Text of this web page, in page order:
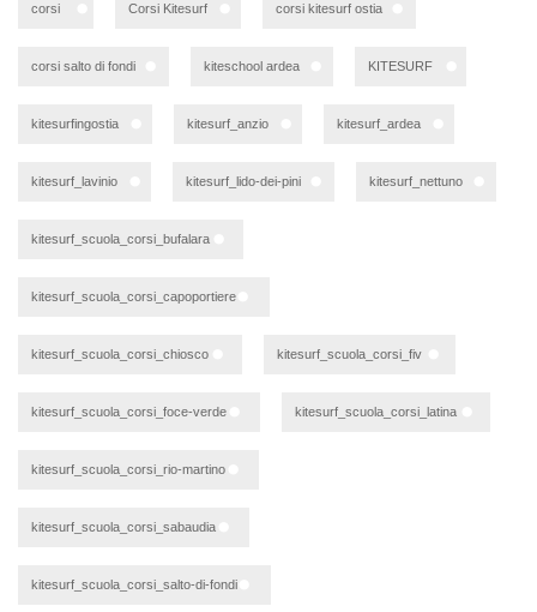
corsi Corsi Kitesurf corsi kitesurf ostia
corsi salto di fondi kiteschool ardea KITESURF
kitesurfingostia kitesurf_anzio kitesurf_ardea
kitesurf_lavinio kitesurf_lido-dei-pini kitesurf_nettuno
kitesurf_scuola_corsi_bufalara
kitesurf_scuola_corsi_capoportiere
kitesurf_scuola_corsi_chiosco kitesurf_scuola_corsi_fiv
kitesurf_scuola_corsi_foce-verde kitesurf_scuola_corsi_latina
kitesurf_scuola_corsi_rio-martino
kitesurf_scuola_corsi_sabaudia
kitesurf_scuola_corsi_salto-di-fondi